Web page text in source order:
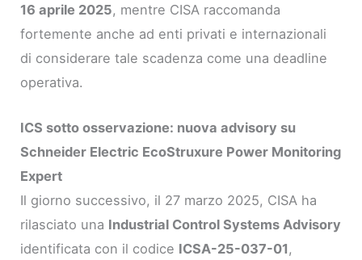
16 aprile 2025, mentre CISA raccomanda
fortemente anche ad enti privati e internazionali
di considerare tale scadenza come una deadline
operativa.
ICS sotto osservazione: nuova advisory su
Schneider Electric EcoStruxure Power Monitoring
Expert
Il giorno successivo, il 27 marzo 2025, CISA ha
rilasciato una Industrial Control Systems Advisory
identificata con il codice ICSA-25-037-01,